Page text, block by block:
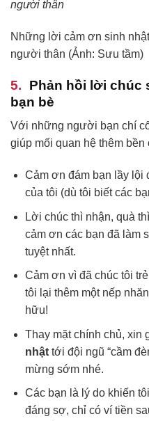
người thân
Những lời cảm ơn sinh
người thân (Ảnh: Sưu tầm)
Phản hồi lời chúc
bạn bè
Với những người bạn chí
giúp mối quan hệ thêm bền
Cảm ơn đám bạn lầy lội
của tôi (dù tôi biết các
Lời chúc thì nhận, quà
cảm ơn các bạn đã làm
tuyệt nhất.
Cảm ơn vì đã chúc tôi
tôi lại thêm một nếp
hữu!
Thay mặt chính chủ, xin
nhậttới đội ngũ “cầm
mừng sớm nhé.
Các bạn là lý do khiến
đáng sợ, chỉ có ví tiền